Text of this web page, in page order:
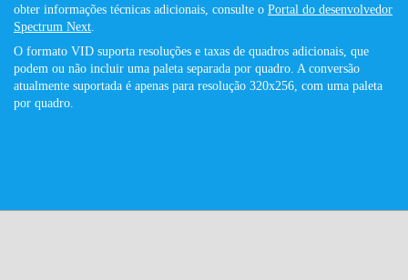
obter informações técnicas adicionais, consulte o Portal do desenvolvedor
Spectrum Next.
O formato VID suporta resoluções e taxas de quadros adicionais, que
podem ou não incluir uma paleta separada por quadro. A conversão
atualmente suportada é apenas para resolução 320x256, com uma paleta
por quadro.